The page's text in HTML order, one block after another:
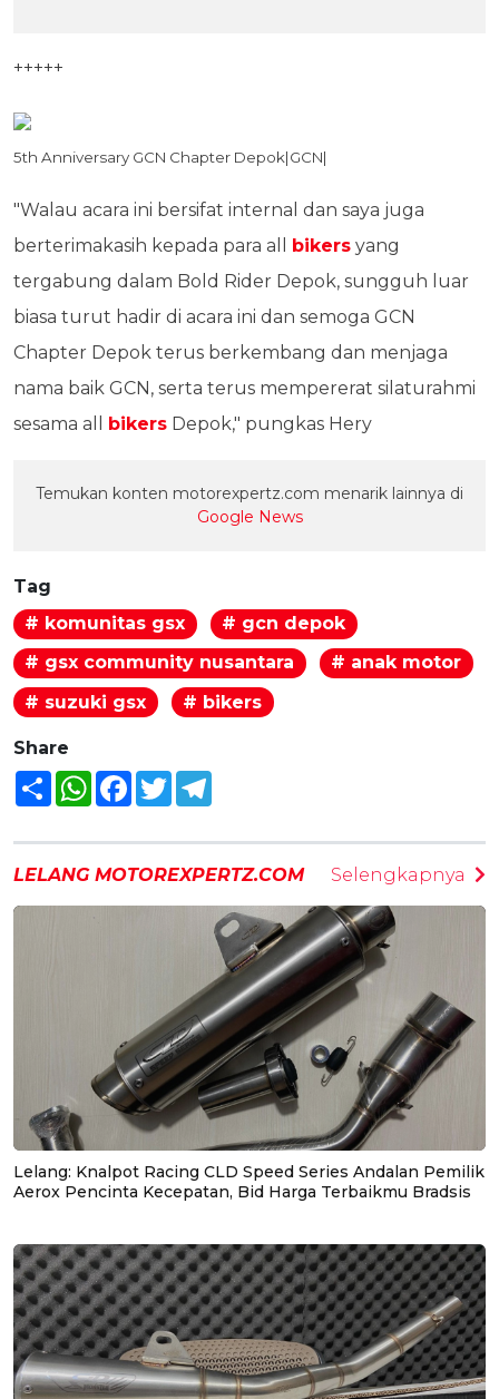
+++++
5th Anniversary GCN Chapter Depok|GCN|
"Walau acara ini bersifat internal dan saya juga
berterimakasih kepada para all bikers yang
tergabung dalam Bold Rider Depok, sungguh luar
biasa turut hadir di acara ini dan semoga GCN
Chapter Depok terus berkembang dan menjaga
nama baik GCN, serta terus mempererat silaturahmi
sesama all bikers Depok," pungkas Hery
Temukan konten motorexpertz.com menarik lainnya di
Google News
Tag
# komunitas gsx
# gcn depok
# gsx community nusantara
# anak motor
# suzuki gsx
# bikers
Share
Share WhatsAppFacebook
Twitter
LELANG MOTOREXPERTZ.COM Selengkapnya
Lelang: Knalpot Racing CLD Speed Series Andalan Pemilik
Aerox Pencinta Kecepatan, Bid Harga Terbaikmu Bradsis